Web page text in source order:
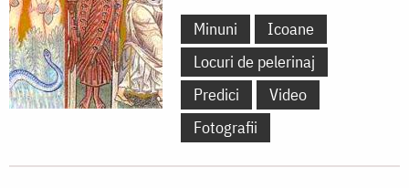
Minuni
Icoane
Locuri de pelerinaj
Predici
Video
Fotografii